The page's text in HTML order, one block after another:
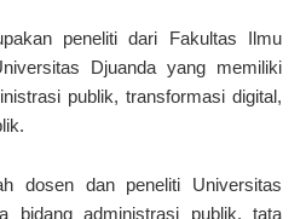
peneliti dari Fakultas Ilmu
Djuanda yang memiliki
publik, transformasi digital,
dosen dan peneliti Universitas
bidang administrasi publik, tata